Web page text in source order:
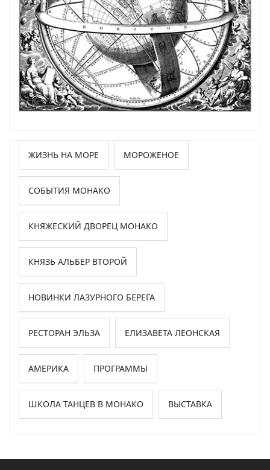
ЖИЗНЬ НА МОРЕ МОРОЖЕНОЕ
СОБЫТИЯ МОНАКО
КНЯЖЕСКИЙ ДВОРЕЦ МОНАКО
КНЯЗЬ АЛЬБЕР ВТОРОЙ
НОВИНКИ ЛАЗУРНОГО БЕРЕГА
РЕСТОРАН ЭЛЬЗА ЕЛИЗАВЕТА ЛЕОНСКАЯ
АМЕРИКА ПРОГРАММЫ
ШКОЛА ТАНЦЕВ В МОНАКО ВЫСТАВКА